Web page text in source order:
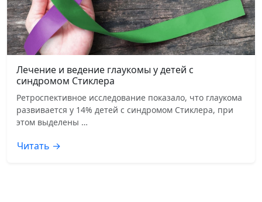
Лечение и ведение глаукомы у детей с
синдромом Стиклера
Ретроспективное исследование показало, что глаукома
развивается у 14% детей с синдромом Стиклера, при
этом выделены …
Читать →